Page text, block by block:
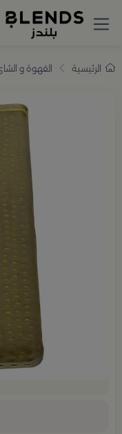
تسوّق من بلندز
الرئيسية القهوة و